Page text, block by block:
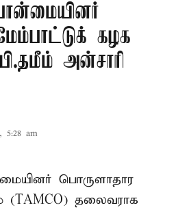
கழக
அன்சாரி
5:28 am
பொருளாதார
(TAMCO) தலைவராக